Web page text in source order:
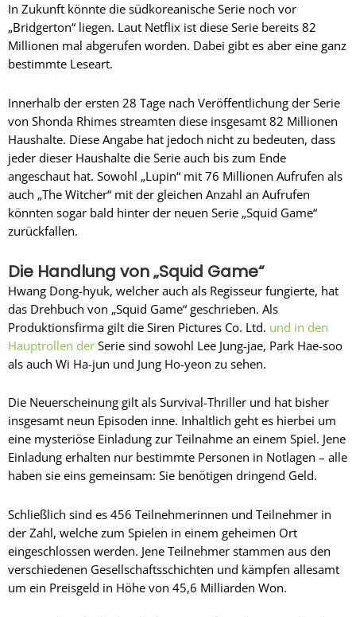
In Zukunft könnte die südkoreanische Serie noch vor
„Bridgerton“ liegen. Laut Netflix ist diese Serie bereits 82
Millionen mal abgerufen worden. Dabei gibt es aber eine ganz
bestimmte Leseart.
Innerhalb der ersten 28 Tage nach Veröffentlichung der Serie
von Shonda Rhimes streamten diese insgesamt 82 Millionen
Haushalte. Diese Angabe hat jedoch nicht zu bedeuten, dass
jeder dieser Haushalte die Serie auch bis zum Ende
angeschaut hat. Sowohl „Lupin“ mit 76 Millionen Aufrufen als
auch „The Witcher“ mit der gleichen Anzahl an Aufrufen
könnten sogar bald hinter der neuen Serie „Squid Game“
zurückfallen.
Die Handlung von „Squid Game“
Hwang Dong-hyuk, welcher auch als Regisseur fungierte, hat
das Drehbuch von „Squid Game“ geschrieben. Als
Produktionsfirma gilt die Siren Pictures Co. Ltd. und in den
Hauptrollen der Serie sind sowohl Lee Jung-jae, Park Hae-soo
als auch Wi Ha-jun und Jung Ho-yeon zu sehen.
Die Neuerscheinung gilt als Survival-Thriller und hat bisher
insgesamt neun Episoden inne. Inhaltlich geht es hierbei um
eine mysteriöse Einladung zur Teilnahme an einem Spiel. Jene
Einladung erhalten nur bestimmte Personen in Notlagen – alle
haben sie eins gemeinsam: Sie benötigen dringend Geld.
Schließlich sind es 456 Teilnehmerinnen und Teilnehmer in
der Zahl, welche zum Spielen in einem geheimen Ort
eingeschlossen werden. Jene Teilnehmer stammen aus den
verschiedenen Gesellschaftsschichten und kämpfen allesamt
um ein Preisgeld in Höhe von 45,6 Milliarden Won.